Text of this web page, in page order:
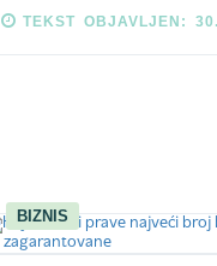
TEKST OBJAVLJEN:
BIZNIS